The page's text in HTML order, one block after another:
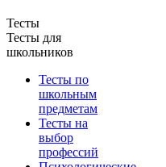
Тесты
Тесты для
школьников
Тесты по
школьным
предметам
Тесты на
выбор
профессий